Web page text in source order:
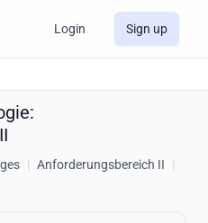
Login Sign up
| Anforderungsbereich II
|